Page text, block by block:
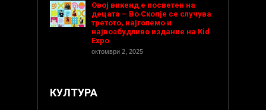
Овој викенд е посветен на
децата – Во Скопје се случува
третото, најголемо и
највозбудливо издание на Kid
Expo
октомври 2, 2025
КУЛТУРА